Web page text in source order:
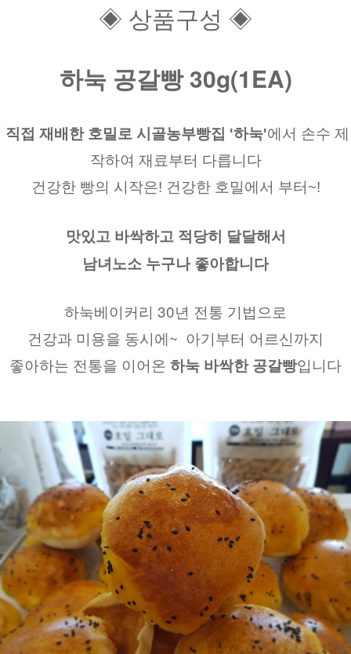
◈ 상품구성 ◈
하눅 공갈빵 30g(1EA)
직접 재배한 호밀로 시골농부빵집 '하눅'에서 손수 제
작하여 재료부터 다릅니다
건강한 빵의 시작은! 건강한 호밀에서 부터~!
맛있고 바싹하고 적당히 달달해서
남녀노소 누구나 좋아합니다
하눅베이커리 30년 전통 기법으로
건강과 미용을 동시에~  아기부터 어르신까지
좋아하는 전통을 이어온 하눅 바싹한 공갈빵입니다